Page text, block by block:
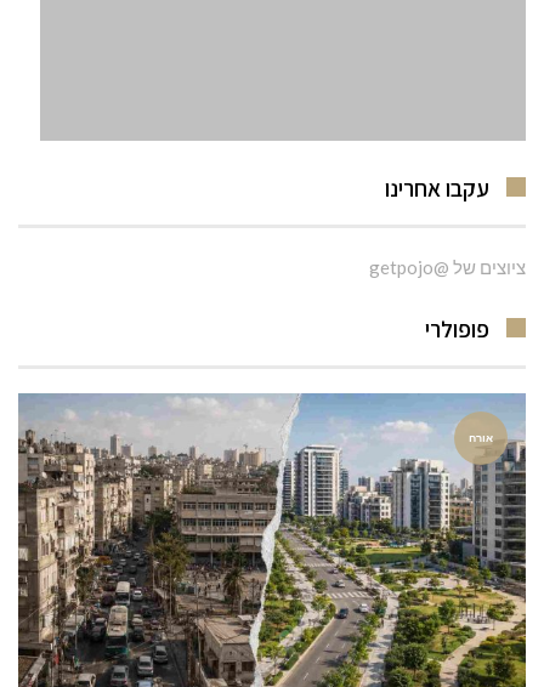
עקבו אחרינו
ציוצים של @getpojo
פופולרי
אורח